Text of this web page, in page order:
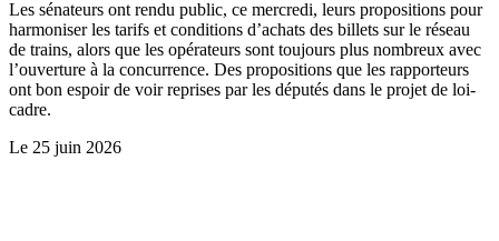
Les sénateurs ont rendu public, ce mercredi, leurs propositions pour
harmoniser les tarifs et conditions d’achats des billets sur le réseau
de trains, alors que les opérateurs sont toujours plus nombreux avec
l’ouverture à la concurrence. Des propositions que les rapporteurs
ont bon espoir de voir reprises par les députés dans le projet de loi-
cadre.
Le 25 juin 2026